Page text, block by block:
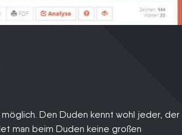
Den Duden kennt wohl jeder, der
man beim Duden keine großen